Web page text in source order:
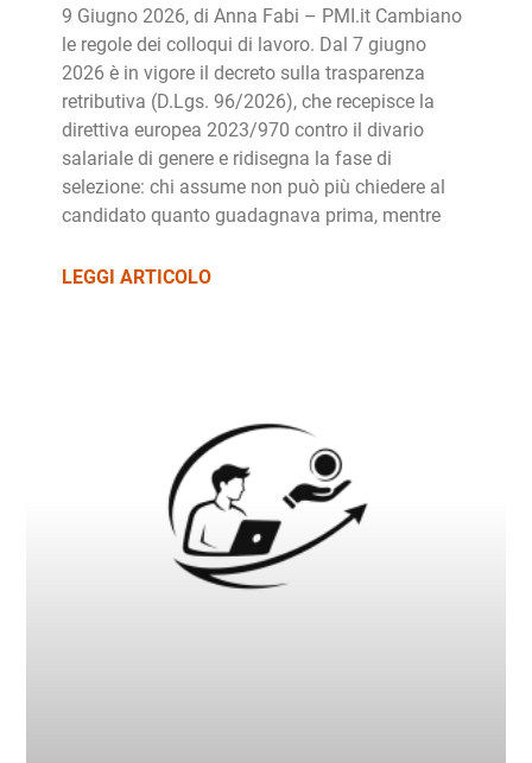
9 Giugno 2026, di Anna Fabi – PMI.it Cambiano
le regole dei colloqui di lavoro. Dal 7 giugno
2026 è in vigore il decreto sulla trasparenza
retributiva (D.Lgs. 96/2026), che recepisce la
direttiva europea 2023/970 contro il divario
salariale di genere e ridisegna la fase di
selezione: chi assume non può più chiedere al
candidato quanto guadagnava prima, mentre
LEGGI ARTICOLO